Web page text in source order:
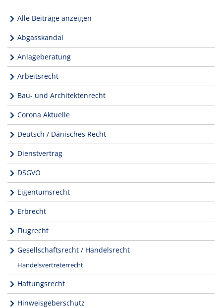
Alle Beiträge anzeigen
Abgasskandal
Anlageberatung
Arbeitsrecht
Bau- und Architektenrecht
Corona Aktuelle
Deutsch / Dänisches Recht
Dienstvertrag
DSGVO
Eigentumsrecht
Erbrecht
Flugrecht
Gesellschaftsrecht / Handelsrecht
Handelsvertreterrecht
Haftungsrecht
Hinweisgeberschutz